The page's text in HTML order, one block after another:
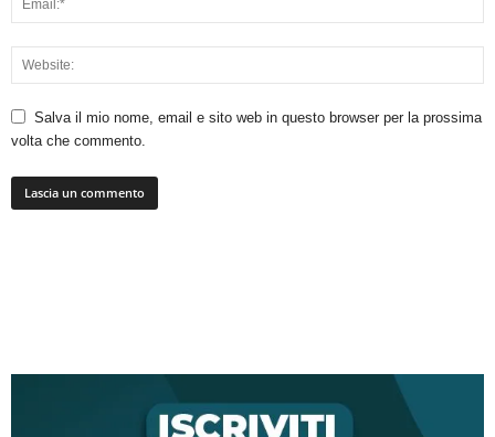
Salva il mio nome, email e sito web in questo browser per la prossima
volta che commento.